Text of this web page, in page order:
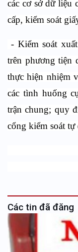
các cơ sở dữ liệu
cấp, kiểm soát
- Kiểm soát
trên phương tiện
thực hiện nhiệm
các tình huống
trận chung; quy
cổng kiểm soát tự
Đức
Các tin đã đăng